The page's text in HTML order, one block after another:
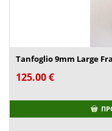
Tanfoglio 9mm Large
125.00€